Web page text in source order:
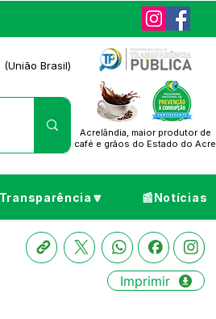
Brasil)
Acrelândia, maior produtor de
café e grãos do Estado do Acre
Transparência🔽 📰Notícias
Imprimir